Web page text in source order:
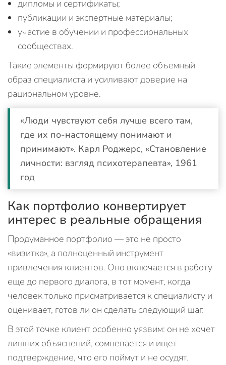
дипломы и сертификаты;
публикации и экспертные материалы;
участие в обучении и профессиональных
сообществах.
Такие элементы формируют более объемный
образ специалиста и усиливают доверие на
рациональном уровне.
«Люди чувствуют себя лучше всего там,
где их по-настоящему понимают и
принимают». Карл Роджерс, «Становление
личности: взгляд психотерапевта», 1961
год
Как портфолио конвертирует
интерес в реальные обращения
Продуманное портфолио — это не просто
«визитка», а полноценный инструмент
привлечения клиентов. Оно включается в работу
еще до первого диалога, в тот момент, когда
человек только присматривается к специалисту и
оценивает, готов ли он сделать следующий шаг.
В этой точке клиент особенно уязвим: он не хочет
лишних объяснений, сомневается и ищет
подтверждение, что его поймут и не осудят.